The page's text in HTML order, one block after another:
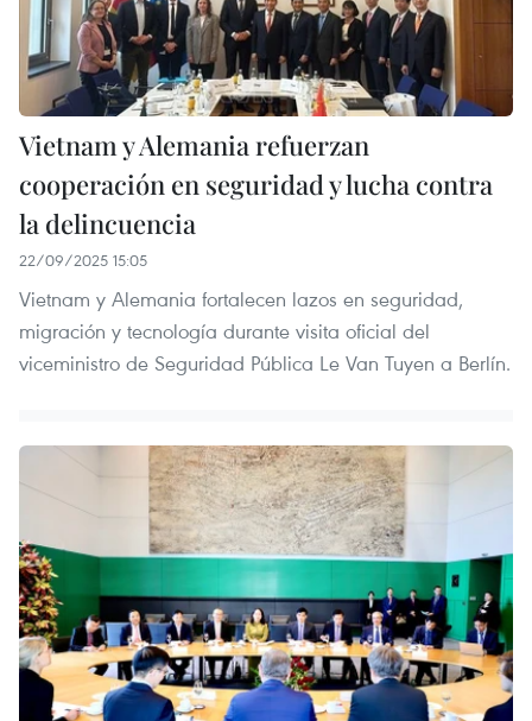
Vietnam y Alemania refuerzan
cooperación en seguridad y lucha contra
la delincuencia
22/09/2025 15:05
Vietnam y Alemania fortalecen lazos en seguridad,
migración y tecnología durante visita oficial del
viceministro de Seguridad Pública Le Van Tuyen a Berlín.